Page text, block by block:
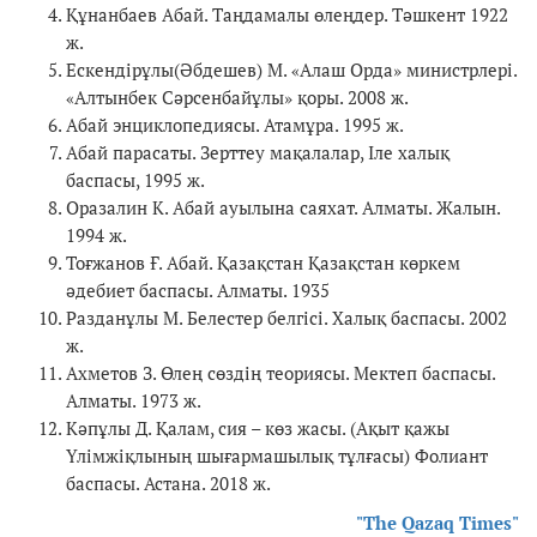
Құнанбаев Абай. Таңдамалы өлеңдер. Тәшкент 1922
ж.
Ескендірұлы(Әбдешев) М. «Алаш Орда» министрлері.
«Алтынбек Сәрсенбайұлы» қоры. 2008 ж.
Абай энциклопедиясы. Атамұра. 1995 ж.
Абай парасаты. Зерттеу мақалалар, Іле халық
баспасы, 1995 ж.
Оразалин К. Абай ауылына саяхат. Алматы. Жалын.
1994 ж.
Тоғжанов Ғ. Абай. Қазақстан Қазақстан көркем
әдебиет баспасы. Алматы. 1935
Разданұлы М. Белестер белгісі. Халық баспасы. 2002
ж.
Ахметов З. Өлең сөздің теориясы. Мектеп баспасы.
Алматы. 1973 ж.
Кәпұлы Д. Қалам, сия – көз жасы. (Ақыт қажы
Үлімжіқлының шығармашылық тұлғасы) Фолиант
баспасы. Астана. 2018 ж.
"The Qazaq Times"